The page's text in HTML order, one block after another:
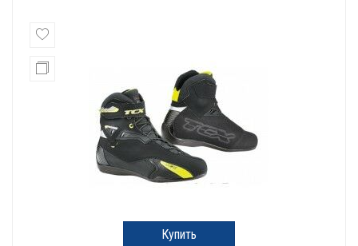
Купить